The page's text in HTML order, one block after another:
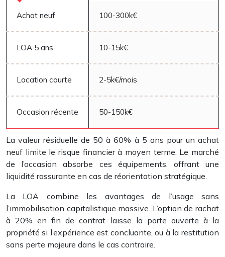
Achat neuf 100-300k€
LOA 5 ans 10-15k€
Location courte 2-5k€/mois
Occasion récente 50-150k€
La valeur résiduelle de 50 à 60% à 5 ans pour un achat
neuf limite le risque financier à moyen terme. Le marché
de l’occasion absorbe ces équipements, offrant une
liquidité rassurante en cas de réorientation stratégique.
La LOA combine les avantages de l’usage sans
l’immobilisation capitalistique massive. L’option de rachat
à 20% en fin de contrat laisse la porte ouverte à la
propriété si l’expérience est concluante, ou à la restitution
sans perte majeure dans le cas contraire.